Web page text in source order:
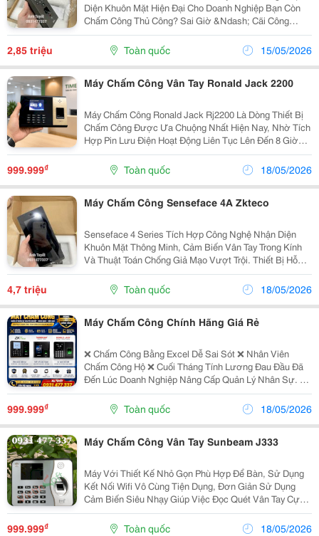
Diện Khuôn Mặt Hiện Đại Cho Doanh Nghiệp Bạn Còn
Chấm Công Thủ Công? Sai Giờ &Ndash; Cãi Công
&Ndash; Thất Thoát Lương? Zkteco Senseface 2A
Giúp Doanh Nghiệp Quản Lý Nhân Sự Nhanh &Ndash;
Chính Xác...
2,85 triệu Toàn quốc 15/05/2026
Máy Chấm Công Vân Tay Ronald Jack 2200
Máy Chấm Công Ronald Jack Rj2200 Là Dòng Thiết Bị
Chấm Công Được Ưa Chuộng Nhất Hiện Nay, Nhờ Tích
Hợp Pin Lưu Điện Hoạt Động Liên Tục Lên Đến 8 Giờ
Khi Mất Nguồn. Với Khả Năng Lưu Trữ 2.000 Vân Tay
Và 2.000 Thẻ Từ, Máy Đáp Ứng Tốt Nhu Cầu Của Các...
999.999₫ Toàn quốc 18/05/2026
Máy Chấm Công Senseface 4A Zkteco
Senseface 4 Series Tích Hợp Công Nghệ Nhận Diện
Khuôn Mặt Thông Minh, Cảm Biến Vân Tay Trong Kính
Và Thuật Toán Chống Giả Mạo Vượt Trội. Thiết Bị Hỗ
Trợ Xác Thực Nhanh, An Toàn Với Khuôn Mặt, Vân Tay,
Thẻ Và Mật Khẩu. Sản Phẩm Hỗ Trợ Liên Lạc Video...
4,7 triệu Toàn quốc 18/05/2026
Máy Chấm Công Chính Hãng Giá Rẻ
❌ Chấm Công Bằng Excel Dễ Sai Sót ❌ Nhân Viên
Chấm Công Hộ ❌ Cuối Tháng Tính Lương Đau Đầu Đã
Đến Lúc Doanh Nghiệp Nâng Cấp Quản Lý Nhân Sự. ✅
Chấm Công Tự Động 100% ✅ Nhận Diện Khuôn Mặt /
Vân Tay Siêu Nhanh ✅ Báo Cáo Rõ Ràng Từng...
999.999₫ Toàn quốc 18/05/2026
Máy Chấm Công Vân Tay Sunbeam J333
Máy Với Thiết Kế Nhỏ Gọn Phù Hợp Để Bàn, Sử Dụng
Kết Nối Wifi Vô Cùng Tiện Dụng, Đơn Giản Sử Dụng
Cảm Biến Siêu Nhạy Giúp Việc Đọc Quét Vân Tay Cực
Nhanh ≪ 0,5 Giây Mắt Đọc Chống Trầy, Chống Dấu Vân
Tay Giả Nên Độ Bảo Mật Cao Là Thiết Bị...
999.999₫ Toàn quốc 18/05/2026